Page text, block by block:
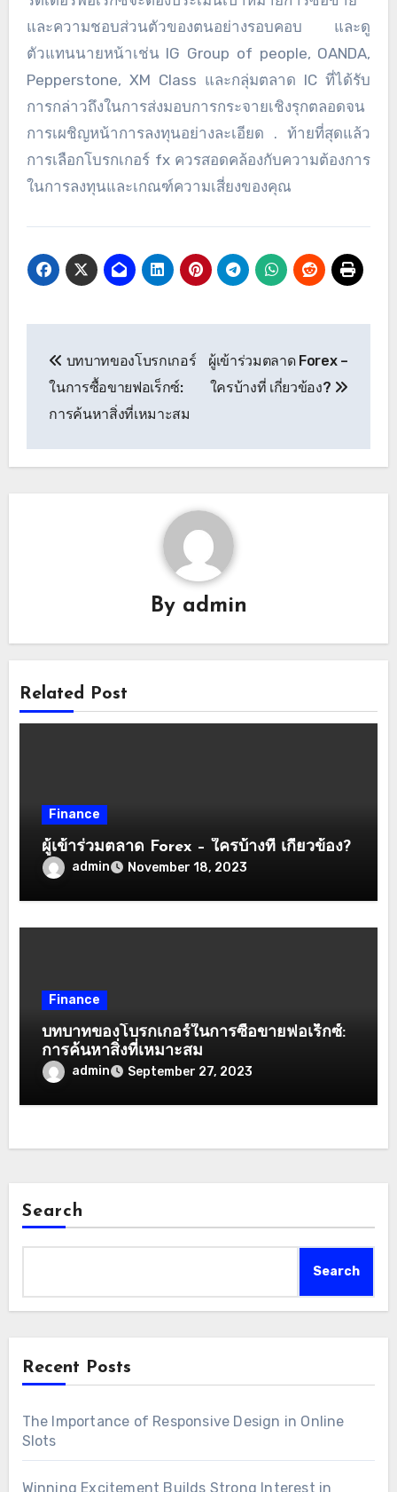
และความชอบส่วนตัวของตนอย่างรอบคอบ และดู
ตัวแทนนายหน้าเช่น IG Group of people, OANDA,
Pepperstone, XM Class และกลุ่มตลาด IC ที่ได้รับ
การกล่าวถึงในการส่งมอบการกระจายเชิงรุกตลอดจน
การเผชิญหน้าการลงทุนอย่างละเอียด . ท้ายที่สุดแล้ว
การเลือกโบรกเกอร์ fx ควรสอดคล้องกับความต้องการ
ในการลงทุนและเกณฑ์ความเสี่ยงของคุณ
navigation
บทบาทของโบรกเกอร์
ในการซื้อขายฟอเร็กซ์:
การค้นหาสิ่งที่เหมาะสม
ผู้เข้าร่วมตลาด Forex –
ใครบ้างที่ เกี่ยวข้อง?
By admin
Related Post
Finance
ผู้เข้าร่วมตลาด Forex – ใครบ้างที่ เกี่ยวข้อง?
admin November 18, 2023
Finance
บทบาทของโบรกเกอร์ในการซื้อขายฟอเร็กซ์:
การค้นหาสิ่งที่เหมาะสม
admin September 27, 2023
Search
Search
Recent Posts
The Importance of Responsive Design in Online
Slots
Winning Excitement Builds Strong Interest in